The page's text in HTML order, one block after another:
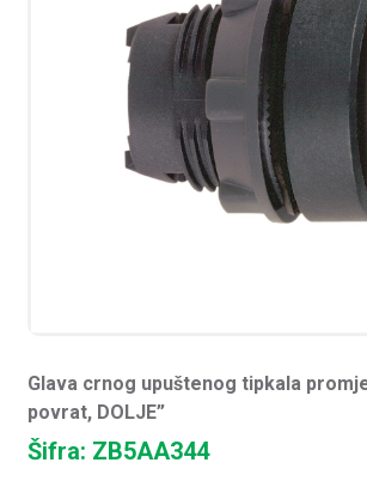
Glava crnog upuštenog tipkala
povrat, DOLJE”
Šifra: ZB5AA344